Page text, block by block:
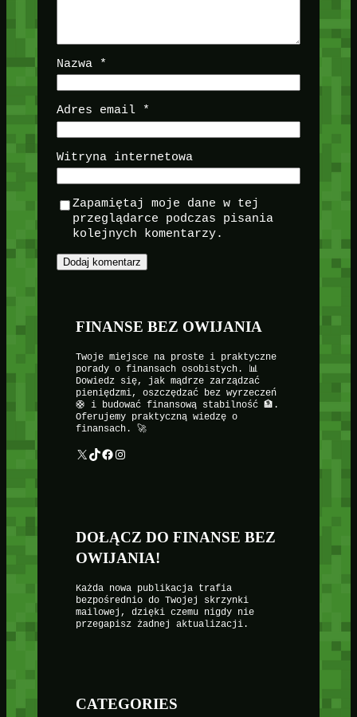
Nazwa *
Adres email *
Witryna internetowa
Zapamiętaj moje dane w tej
przeglądarce podczas pisania
kolejnych komentarzy.
FINANSE BEZ OWIJANIA
Twoje miejsce na proste i praktyczne
porady o finansach osobistych. 📊
Dowiedz się, jak mądrze zarządzać
pieniędzmi, oszczędzać bez wyrzeczeń
🛟 i budować finansową stabilność 🏦.
Oferujemy praktyczną wiedzę o
finansach. 🚀
X TikTok Facebook Instagram
DOŁĄCZ DO FINANSE BEZ
OWIJANIA!
Każda nowa publikacja trafia
bezpośrednio do Twojej skrzynki
mailowej, dzięki czemu nigdy nie
przegapisz żadnej aktualizacji.
CATEGORIES